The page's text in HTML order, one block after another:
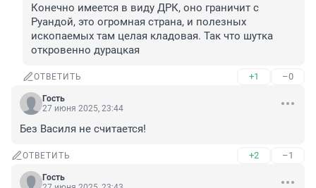
Конечно имеется в виду ДРК, оно граничит с
Руандой, это огромная страна, и полезных
ископаемых там целая кладовая. Так что шутка
откровенно дурацкая
ОТВЕТИТЬ +1 –0
Гость
27 июня 2025, 23:44
Без Василя не считается!
ОТВЕТИТЬ +2 –1
Гость